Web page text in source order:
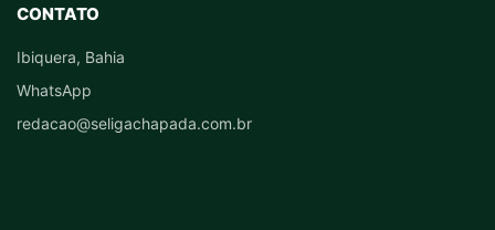
CONTATO
Ibiquera, Bahia
WhatsApp
redacao@seligachapada.com.br